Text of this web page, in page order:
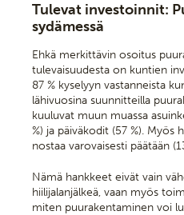
Tulevat investoinnit:
sydämessä
Ehkä merkittävin osoitus
tulevaisuudesta on kuntien
87 % kyselyyn vastanneista
lähivuosina suunnitteilla
kuuluvat muun muassa
%) ja päiväkodit (57 %). Myös
nostaa varovaisesti päätään
Nämä hankkeet eivät vain
hiilijalanjälkeä, vaan myös
miten puurakentaminen voi